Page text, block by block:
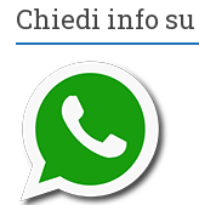
Chiedi info